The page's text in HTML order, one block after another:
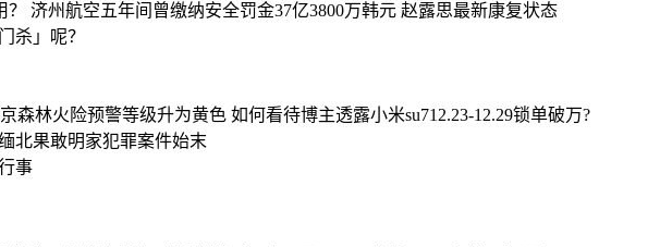
济州航空五年间曾缴纳安全罚金37亿3800万韩元 赵露思最新康复状态
杀」呢？
森林火险预警等级升为黄色 如何看待博主透露小米su712.23-12.29锁单破万?
北果敢明家犯罪案件始末
事